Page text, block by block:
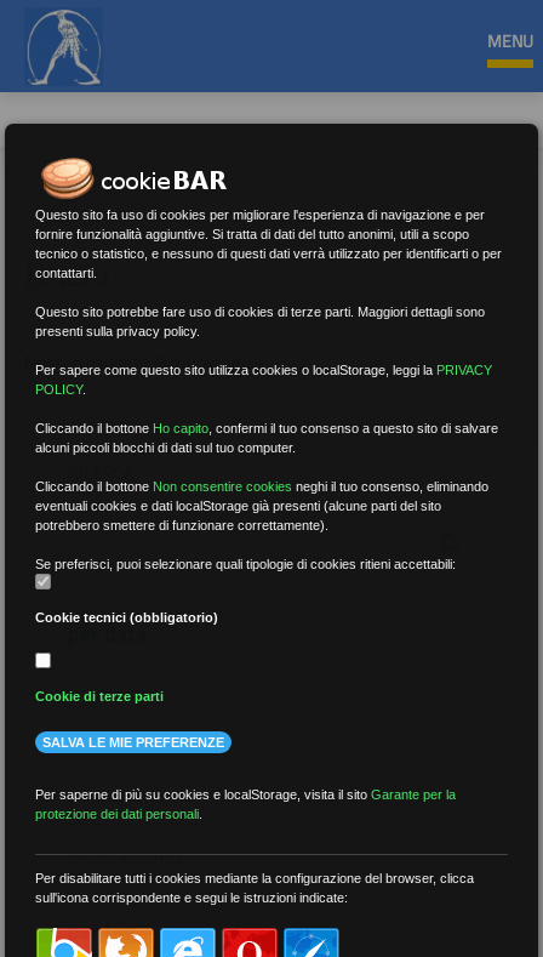
MENU
Estero
Nessun risultato.Rimuovi filtri
per data
più recenti
meno recenti
per tag
Questo sito fa uso di cookies per migliorare l'esperienza di navigazione e per
fornire funzionalità aggiuntive. Si tratta di dati del tutto anonimi, utili a scopo
tecnico o statistico, e nessuno di questi dati verrà utilizzato per identificarti o per
contattarti.
Questo sito potrebbe fare uso di cookies di terze parti. Maggiori dettagli sono
presenti sulla privacy policy.
Per sapere come questo sito utilizza cookies o localStorage, leggi la PRIVACY
POLICY.
Cliccando il bottone Ho capito ,confermi il tuo consenso a questo sito di salvare
alcuni piccoli blocchi di dati sul tuo computer.
Cliccando il bottone Non consentire cookies neghi il tuo consenso, eliminando
eventuali cookies e dati localStorage già presenti (alcune parti del sito
potrebbero smettere di funzionare correttamente).
Se preferisci, puoi selezionare quali tipologie di cookies ritieni accettabili:
Cookie tecnici (obbligatorio)
Cookie di terze parti
SALVA LE MIE PREFERENZE
Per saperne di più su cookies e localStorage, visita il sitoGarante per la
protezione dei dati personali
Per disabilitare tutti i cookies mediante la configurazione del browser, clicca
sull'icona corrispondente e segui le istruzioni indicate: